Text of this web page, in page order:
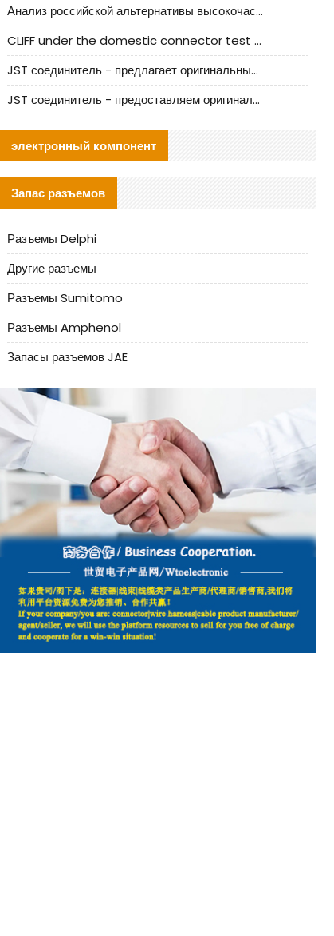
Анализ российской альтернативы высокочастотных кабельных колодцев I-PEX
CLIFF under the domestic connector test standard update
JST соединитель - предлагает оригинальные и заменяющие JST NSHR-02V-S соединители
JST соединитель - предоставляем оригинальные JST GHR-09V-S соединители и их аналоги
электронный компонент
Запас разъемов
Разъемы Delphi
Другие разъемы
Разъемы Sumitomo
Разъемы Amphenol
Запасы разъемов JAE